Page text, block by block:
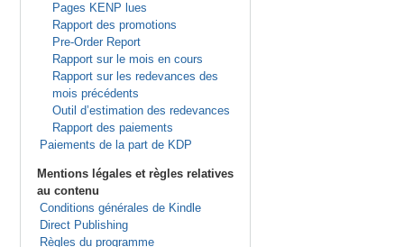
Pages KENP lues
Rapport des promotions
Pre-Order Report
Rapport sur le mois en cours
Rapport sur les redevances des
mois précédents
Outil d’estimation des redevances
Rapport des paiements
Paiements de la part de KDP
Mentions légales et règles relatives
au contenu
Conditions générales de Kindle
Direct Publishing
Règles du programme